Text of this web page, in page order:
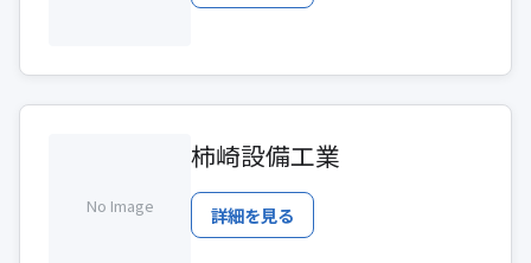
No Image
柿崎設備工業
詳細を見る